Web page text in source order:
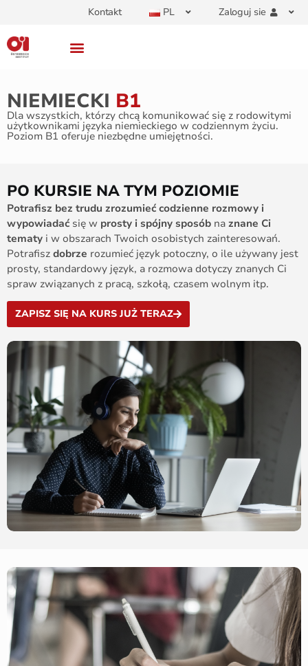
Kontakt PL Zaloguj sie
NIEMIECKI B1
Dla wszystkich, którzy chcą komunikować się z rodowitymi
użytkownikami języka niemieckiego w codziennym życiu.
Poziom B1 oferuje niezbędne umiejętności.
PO KURSIE NA TYM POZIOMIE
Potrafisz bez trudu zrozumieć codzienne rozmowy i
wypowiadać się w prosty i spójny sposób na znane Ci
tematy i w obszarach Twoich osobistych zainteresowań.
Potrafisz dobrze rozumieć język potoczny, o ile używany jest
prosty, standardowy język, a rozmowa dotyczy znanych Ci
spraw związanych z pracą, szkołą, czasem wolnym itp.
ZAPISZ SIĘ NA KURS JUŻ TERAZ